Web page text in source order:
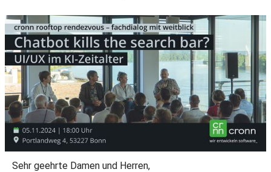
Sehr geehrte Damen und Herren,